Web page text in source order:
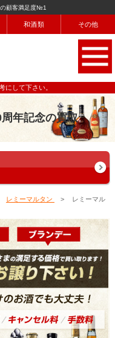
顧客満足度№1
和酒類 その他
にして下さい。
年記念の買取
レミーマルタン
レミーマル